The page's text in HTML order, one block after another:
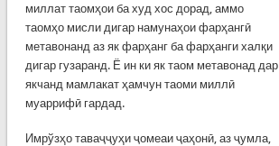
миллат таомҳои ба худ хос дорад, аммо
таомҳо мисли дигар намунаҳои фарҳангӣ
метавонанд аз як фарҳанг ба фарҳанги халқи
дигар гузаранд. Ё ин ки як таом метавонад дар
якчанд мамлакат ҳамчун таоми миллӣ
муаррифӣ гардад.
Имрўзҳо таваҷҷуҳи ҷомеаи ҷаҳонӣ, аз ҷумла,